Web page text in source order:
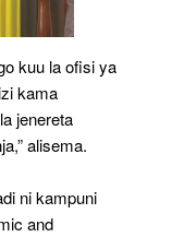
kuu la ofisi ya
kama
jenereta
alisema.
ni kampuni
and